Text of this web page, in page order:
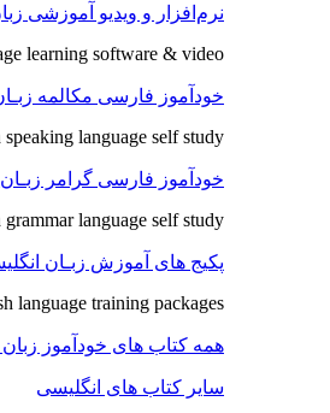
نرم‌افزار و ویدیو آموزشی
learning software & video
خودآموز فارسی مکالمه
language self study
خودآموز فارسی گرامر
language self study
پکیج های آموزش زبـان
language training packages
همه کتاب های خودآموز زبان
سایر کتاب های انگلیسی